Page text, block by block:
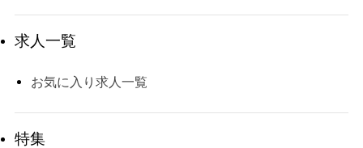
求人一覧
お気に入り求人一覧
特集